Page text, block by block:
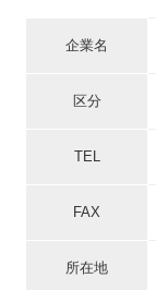
企業名
区分
TEL
FAX
所在地